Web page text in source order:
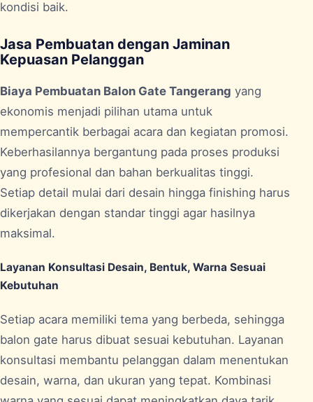
kondisi baik.
Jasa Pembuatan dengan Jaminan
Kepuasan Pelanggan
Biaya Pembuatan Balon Gate Tangerang yang
ekonomis menjadi pilihan utama untuk
mempercantik berbagai acara dan kegiatan promosi.
Keberhasilannya bergantung pada proses produksi
yang profesional dan bahan berkualitas tinggi.
Setiap detail mulai dari desain hingga finishing harus
dikerjakan dengan standar tinggi agar hasilnya
maksimal.
Layanan Konsultasi Desain, Bentuk, Warna Sesuai
Kebutuhan
Setiap acara memiliki tema yang berbeda, sehingga
balon gate harus dibuat sesuai kebutuhan. Layanan
konsultasi membantu pelanggan dalam menentukan
desain, warna, dan ukuran yang tepat. Kombinasi